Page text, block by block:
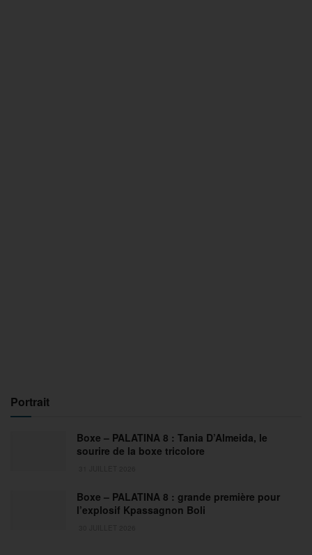
Portrait
Boxe – PALATINA 8 : Tania D’Almeida, le
sourire de la boxe tricolore
Boxe – PALATINA 8 : grande première pour
l’explosif Kpassagnon Boli